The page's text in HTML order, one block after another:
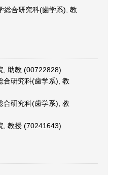
総合研究科(歯学系), 教
, 助教 (00722828)
合研究科(歯学系), 教
合研究科(歯学系), 教
, 教授 (70241643)